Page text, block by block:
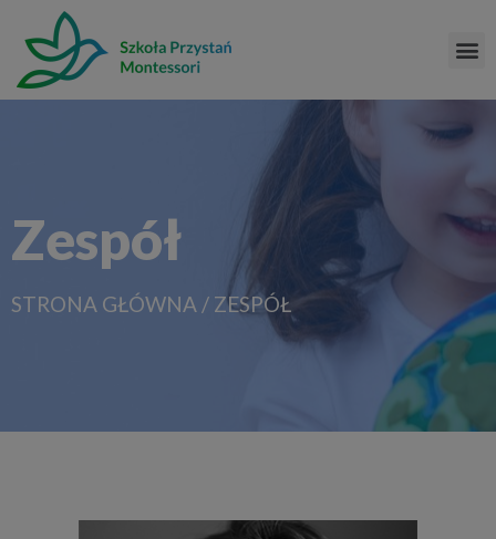
Zespół
STRONA GŁÓWNA / ZESPÓŁ